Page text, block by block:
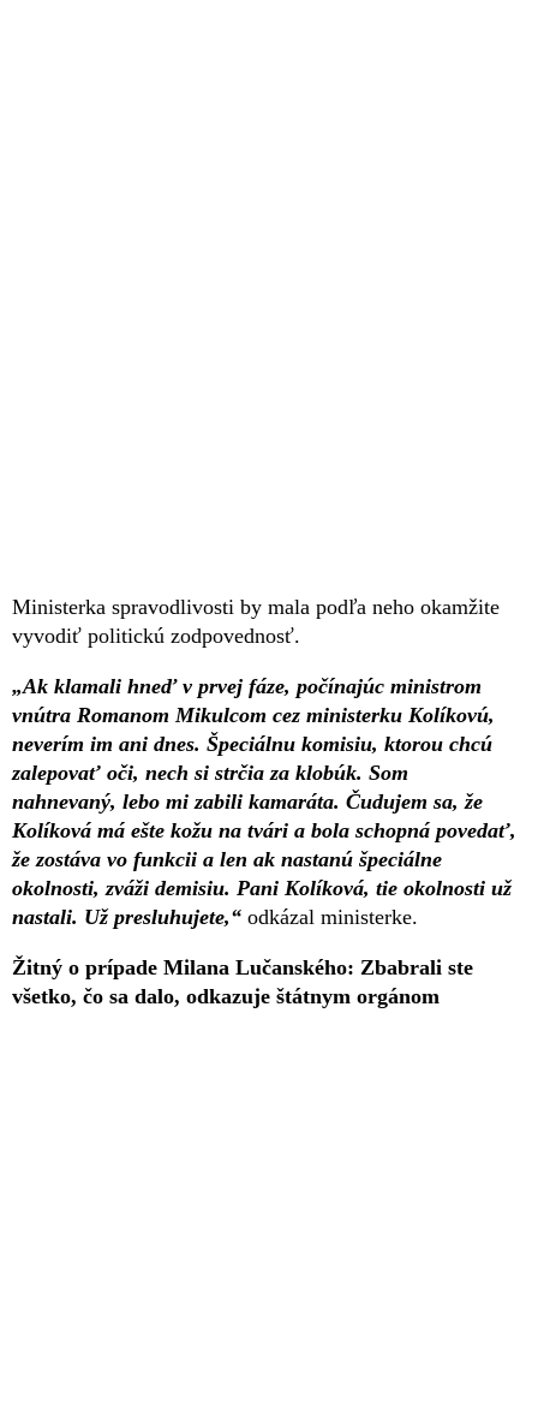
Ministerka spravodlivosti by mala podľa neho okamžite
vyvodiť politickú zodpovednosť.
„Ak klamali hneď v prvej fáze, počínajúc ministrom
vnútra Romanom Mikulcom cez ministerku Kolíkovú,
neverím im ani dnes. Špeciálnu komisiu, ktorou chcú
zalepovať oči, nech si strčia za klobúk. Som
nahnevaný, lebo mi zabili kamaráta. Čudujem sa, že
Kolíková má ešte kožu na tvári a bola schopná povedať,
že zostáva vo funkcii a len ak nastanú špeciálne
okolnosti, zváži demisiu. Pani Kolíková, tie okolnosti už
nastali. Už presluhujete,“ odkázal ministerke.
Žitný o prípade Milana Lučanského: Zbabrali ste
všetko, čo sa dalo, odkazuje štátnym orgánom